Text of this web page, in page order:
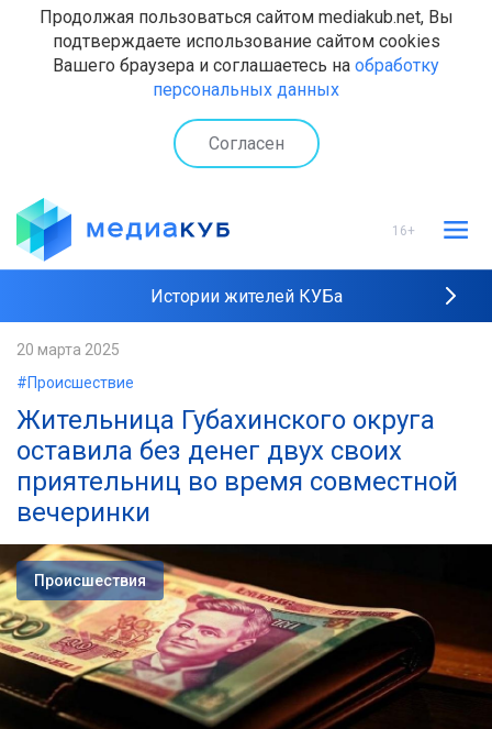
Продолжая пользоваться сайтом mediakub.net, Вы
подтверждаете использование сайтом cookies
Вашего браузера и соглашаетесь на обработку
персональных данных
Согласен
16+
Истории жителей КУБа
Наши интервью
20 марта 2025
#Происшествие
Жительница Губахинского округа
оставила без денег двух своих
приятельниц во время совместной
вечеринки
Происшествия